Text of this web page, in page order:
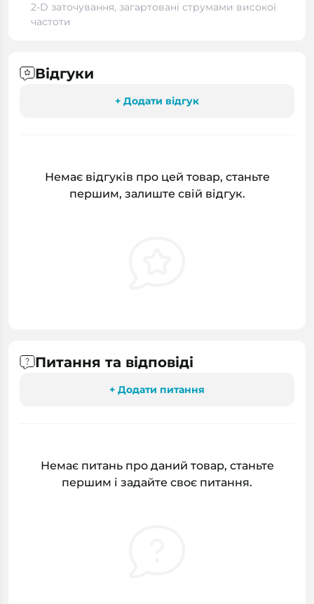
2-D заточування, загартовані струмами високої
частоти
Відгуки
+ Додати відгук
Немає відгуків про цей товар, станьте
першим, залиште свій відгук.
Питання та відповіді
+ Додати питання
Немає питань про даний товар, станьте
першим і задайте своє питання.